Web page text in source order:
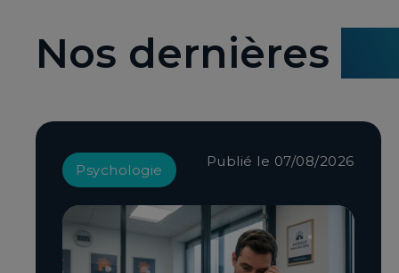
Nos dernières
Psychologie
Publié le 07/08/2026